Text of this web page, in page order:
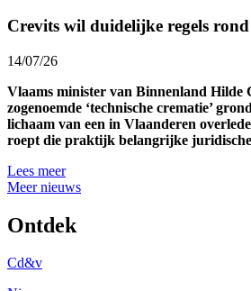
Crevits wil duidelijke regels rond
14/07/26
Vlaams minister van Binnenland
zogenoemde ‘technische crematie’
lichaam van een in Vlaanderen
roept die praktijk belangrijke juridische
Lees meer
Meer nieuws
Ontdek
Cd&v